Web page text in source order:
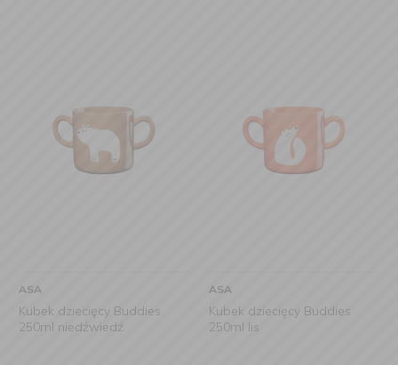
ASA
Kubek dziecięcy Buddies
250ml niedźwiedź
ASA
Kubek dziecięcy Buddies
250ml lis